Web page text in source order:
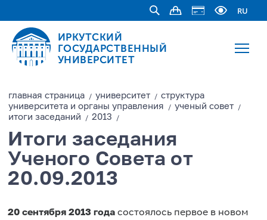
RU
ИРКУТСКИЙ
ГОСУДАРСТВЕННЫЙ
УНИВЕРСИТЕТ
главная страницa /университет /структура
университета и органы управления
/ученый совет /
итоги заседаний /2013 /
Итоги заседания
Ученого Совета от
20.09.2013
20 сентября 2013 года состоялось первое в новом